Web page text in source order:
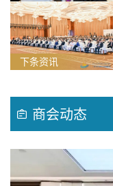
上条资讯
下条资讯
商会动态